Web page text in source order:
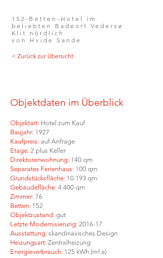
152-Betten-Hotel im
beliebten Badeort Vedersø
Klit nördlich
von Hvide Sande
< Zurück zur Übersicht
Objektdaten im Überblick
Objektart: Hotel zum Kauf
Baujahr: 1927
Kaufpreis: auf Anfrage
Etage: 2 plus Keller
Direktorenwohnung: 140 qm
Separates Ferienhaus: 100 qm
Grundstücksfläche: 10.193 qm
Gebäudefläche: 4.400 qm
Zimmer: 76
Betten: 152
Objektzustand: gut
Letzte Modernisierung: 2016-17
Ausstattung: skandinavisches Design
Heizungsart: Zentralheizung
Energieverbrauch: 125 kWh (m².a)